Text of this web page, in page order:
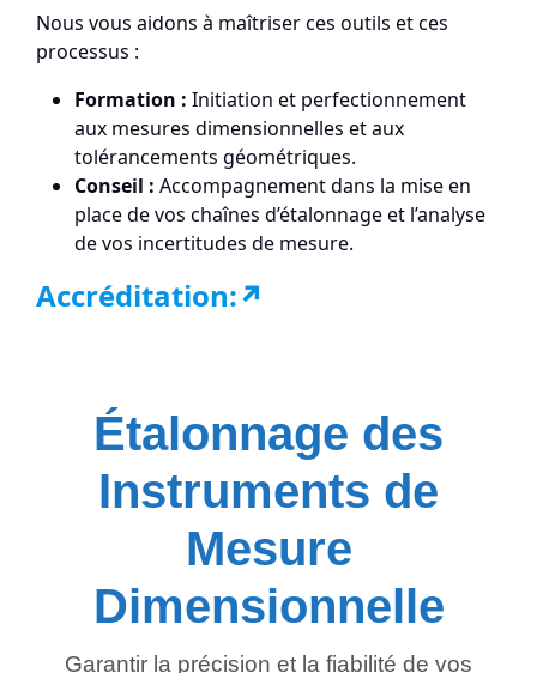
Nous vous aidons à maîtriser ces outils et ces
processus :
Formation : Initiation et perfectionnement
aux mesures dimensionnelles et aux
tolérancements géométriques.
Conseil : Accompagnement dans la mise en
place de vos chaînes d’étalonnage et l’analyse
de vos incertitudes de mesure.
Accréditation:↗
Étalonnage des
Instruments de
Mesure
Dimensionnelle
Garantir la précision et la fiabilité de vos